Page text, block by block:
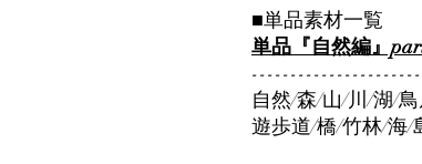
■単品素材一覧
単品『自然編』
自然/森/山/川/湖/
遊歩道/橋/竹林/海/